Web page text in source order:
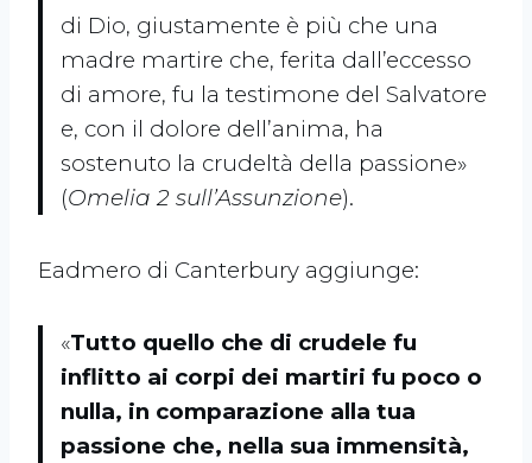
di Dio, giustamente è più che una
madre martire che, ferita dall’eccesso
di amore, fu la testimone del Salvatore
e, con il dolore dell’anima, ha
sostenuto la crudeltà della passione»
(Omelia 2 sull’Assunzione).
Eadmero di Canterbury aggiunge:
«Tutto quello che di crudele fu
inflitto ai corpi dei martiri fu poco o
nulla, in comparazione alla tua
passione che, nella sua immensità,